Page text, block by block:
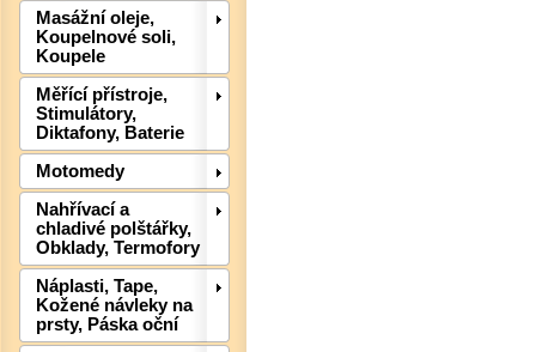
Masážní oleje,
Koupelnové soli,
Koupele
Měřící přístroje,
Stimulátory,
Diktafony, Baterie
Motomedy
Nahřívací a
chladivé polštářky,
Obklady, Termofory
Náplasti, Tape,
Kožené návleky na
prsty, Páska oční